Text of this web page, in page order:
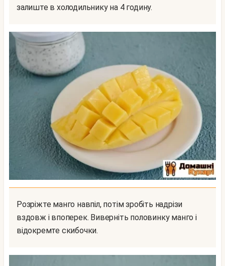
залиште в холодильнику на 4 годину.
Розріжте манго навпіл, потім зробіть надрізи
вздовж і впоперек. Виверніть половинку манго і
відокремте скибочки.